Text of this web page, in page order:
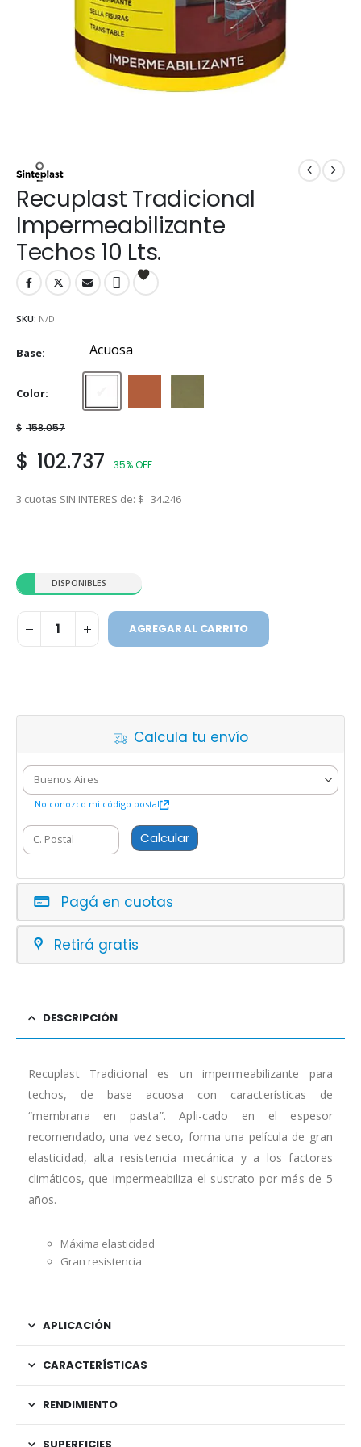
Recuplast Tradicional
Impermeabilizante
Techos 10 Lts.
SKU: N/D
Base Acuosa
Acuosa
Color
$ 158.057
$ 102.737 35% OFF
3 cuotas SIN INTERES de: $ 34.246
DISPONIBLES
AGREGAR AL CARRITO
Calcula tu envío
No conozco mi código postal
Calcular
Pagá en cuotas
Retirá gratis
DESCRIPCIÓN
Recuplast Tradicional es un impermeabilizante para
techos, de base acuosa con características de
“membrana en pasta”. Apli-cado en el espesor
recomendado, una vez seco, forma una película de gran
elasticidad, alta resistencia mecánica y a los factores
climáticos, que impermeabiliza el sustrato por más de 5
años.
Máxima elasticidad
Gran resistencia
APLICACIÓN
CARACTERÍSTICAS
RENDIMIENTO
SUPERFICIES